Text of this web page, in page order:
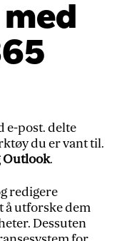
e-post. delte
du er vant til.
Outlook.
redigere
å utforske dem
Dessuten